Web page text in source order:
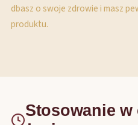
dbasz o swoje zdrowie i masz
produktu.
Stosowanie